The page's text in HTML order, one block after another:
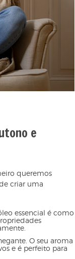
e
queremos
criar uma
essencial é como
O seu aroma
e é perfeito para